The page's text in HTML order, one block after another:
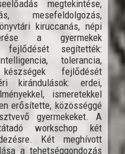
megtekintése,
mesefeldolgozás,
kiruccanás, népi
a gyermekek
fejlődését segítették:
tolerancia,
fejlődését
kirándulások: erdei,
ismeretekkel
erősítette, közösséggé
gyermekeket. A
workschop két
Két meghívott
a tehetséggondozás